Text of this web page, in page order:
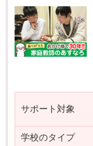
サポート対象
学校のタイプ